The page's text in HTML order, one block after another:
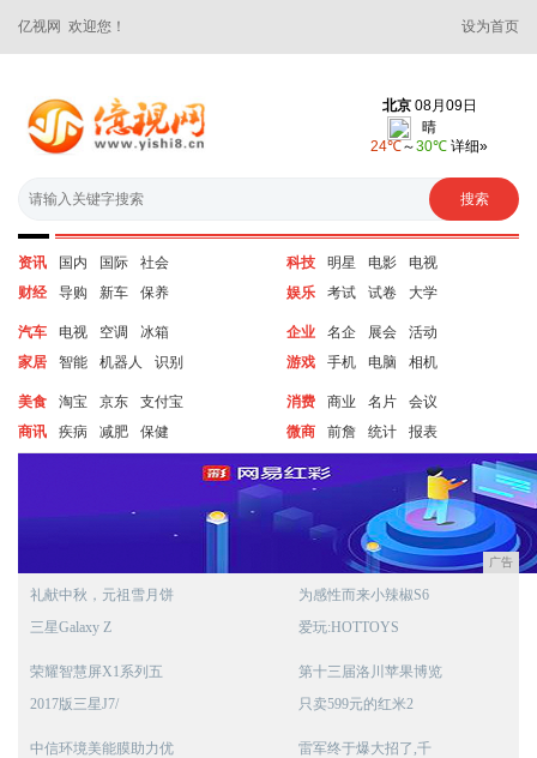
亿视网 欢迎您！ 设为首页
资讯 国内 国际
社会
财经
导购 新车 保养
科技 明星 电影
电视
娱乐
考试 试卷 大学
汽车 电视 空调
冰箱
家居
智能 机器人 识别
企业 名企 展会
活动
游戏
手机 电脑 相机
美食 淘宝 京东
支付宝
商讯
疾病 减肥 保健
消费 商业 名片
会议
微商
前詹 统计 报表
广告
礼献中秋，元祖雪月饼
三星Galaxy Z
为感性而来小辣椒S6
爱玩:HOTTOYS
荣耀智慧屏X1系列五
2017版三星J7/
第十三届洛川苹果博览
只卖599元的红米2
中信环境美能膜助力优
雷军终于爆大招了,千